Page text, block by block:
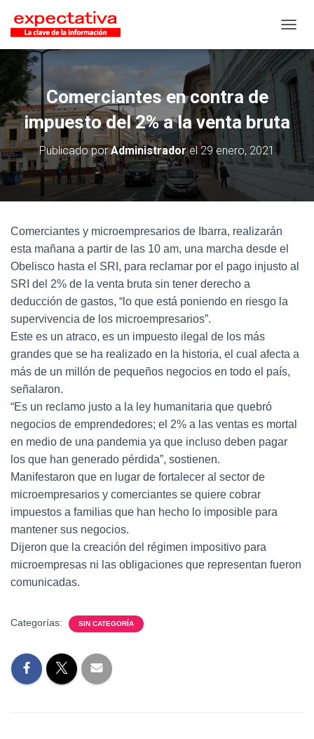
Comerciantes en contra de
impuesto del 2% a la venta bruta
Publicado porAdministradorel29 enero, 2021
Comerciantes y microempresarios de Ibarra, realizarán
esta mañana a partir de las 10 am, una marcha desde el
Obelisco hasta el SRI, para reclamar por el pago injusto al
SRI del 2% de la venta bruta sin tener derecho a
deducción de gastos, “lo que está poniendo en riesgo la
supervivencia de los microempresarios”.
Este es un atraco, es un impuesto ilegal de los más
grandes que se ha realizado en la historia, el cual afecta a
más de un millón de pequeños negocios en todo el país,
señalaron.
“Es un reclamo justo a la ley humanitaria que quebró
negocios de emprendedores; el 2% a las ventas es mortal
en medio de una pandemia ya que incluso deben pagar
los que han generado pérdida”, sostienen.
Manifestaron que en lugar de fortalecer al sector de
microempresarios y comerciantes se quiere cobrar
impuestos a familias que han hecho lo imposible para
mantener sus negocios.
Dijeron que la creación del régimen impositivo para
microempresas ni las obligaciones que representan fueron
comunicadas.
Categorías: SIN CATEGORÍA